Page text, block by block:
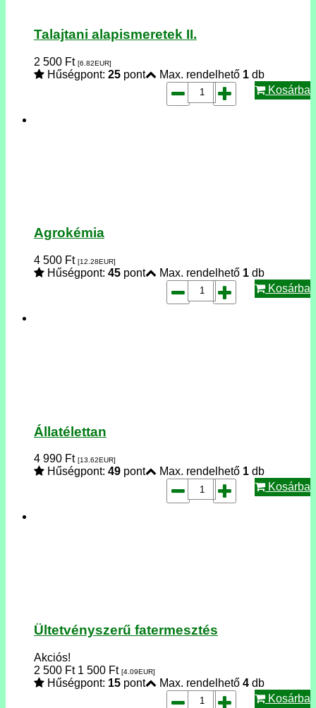
Talajtani alapismeretek II.
2 500 Ft [6.82EUR]
Hűségpont: 25 pont Max. rendelhető 1 db
Kosárba
Agrokémia
4 500 Ft [12.28EUR]
Hűségpont: 45 pont Max. rendelhető 1 db
Kosárba
Állatélettan
4 990 Ft [13.62EUR]
Hűségpont: 49 pont Max. rendelhető 1 db
Kosárba
Ültetvényszerű fatermesztés
Akciós!
2 500 Ft 1 500 Ft [4.09EUR]
Hűségpont: 15 pont Max. rendelhető 4 db
Kosárba